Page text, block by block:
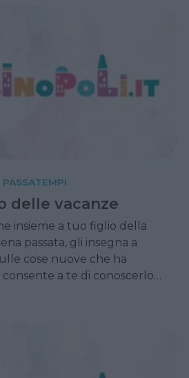
PASSATEMPI
delle vacanze
insieme a tuo figlio della
passata, gli insegna a
cose nuove che ha
a te di conoscerlo